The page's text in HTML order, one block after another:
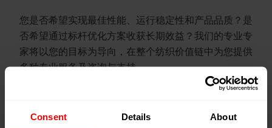
Consent Details About
您是否希望实现最佳性能、运行稳定性和产品品质？是
否希望通过标杆优化方案收获长期效益？我们的专业专
家将以您的目标为导向，在整个纺织价值链中为您提供
多种专业服务及咨询与支持。